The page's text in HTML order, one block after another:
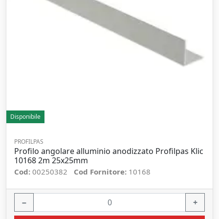
Disponibile
PROFILPAS
Profilo angolare alluminio anodizzato Profilpas Klic
10168 2m 25x25mm
Cod: 00250382 Cod Fornitore: 10168
− +